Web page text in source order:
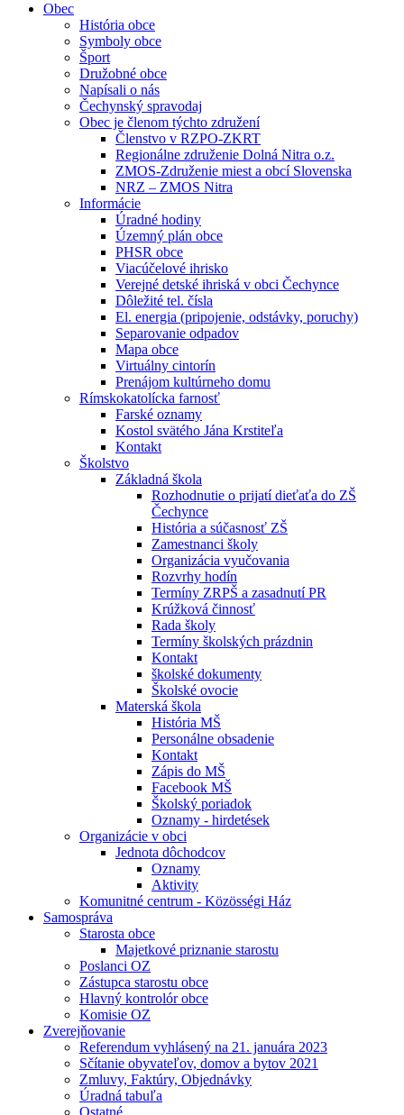
Obec
História obce
Symboly obce
Šport
Družobné obce
Napísali o nás
Čechynský spravodaj
Obec je členom týchto združení
Členstvo v RZPO-ZKRT
Regionálne združenie Dolná Nitra o.z.
ZMOS-Združenie miest a obcí Slovenska
NRZ – ZMOS Nitra
Informácie
Úradné hodiny
Územný plán obce
PHSR obce
Viacúčelové ihrisko
Verejné detské ihriská v obci Čechynce
Dôležité tel. čísla
El. energia (pripojenie, odstávky, poruchy)
Separovanie odpadov
Mapa obce
Virtuálny cintorín
Prenájom kultúrneho domu
Rímskokatolícka farnosť
Farské oznamy
Kostol svätého Jána Krstiteľa
Kontakt
Školstvo
Základná škola
Rozhodnutie o prijatí dieťaťa do ZŠ
Čechynce
História a súčasnosť ZŠ
Zamestnanci školy
Organizácia vyučovania
Rozvrhy hodín
Termíny ZRPŠ a zasadnutí PR
Krúžková činnosť
Rada školy
Termíny školských prázdnin
Kontakt
školské dokumenty
Školské ovocie
Materská škola
História MŠ
Personálne obsadenie
Kontakt
Zápis do MŠ
Facebook MŠ
Školský poriadok
Oznamy - hirdetések
Organizácie v obci
Jednota dôchodcov
Oznamy
Aktivity
Komunitné centrum - Közösségi Ház
Samospráva
Starosta obce
Majetkové priznanie starostu
Poslanci OZ
Zástupca starostu obce
Hlavný kontrolór obce
Komisie OZ
Zverejňovanie
Referendum vyhlásený na 21. januára 2023
Sčítanie obyvateľov, domov a bytov 2021
Zmluvy, Faktúry, Objednávky
Úradná tabuľa
Ostatné